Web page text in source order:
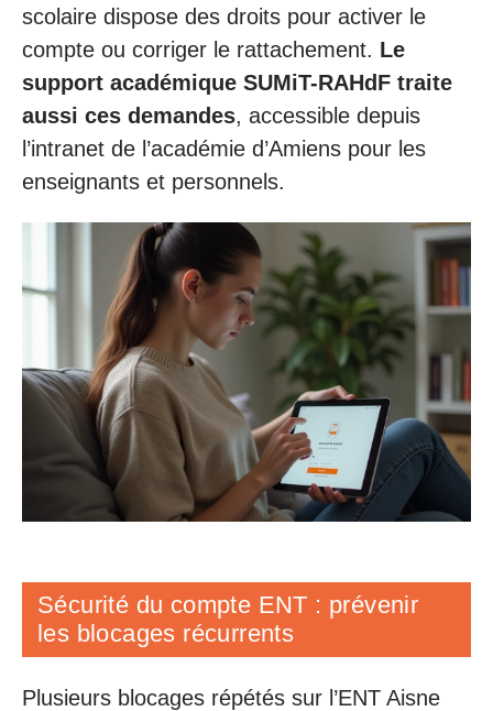
scolaire dispose des droits pour activer le
compte ou corriger le rattachement. Le
support académique SUMiT-RAHdF traite
aussi ces demandes, accessible depuis
l’intranet de l’académie d’Amiens pour les
enseignants et personnels.
Sécurité du compte ENT : prévenir
les blocages récurrents
Plusieurs blocages répétés sur l’ENT Aisne